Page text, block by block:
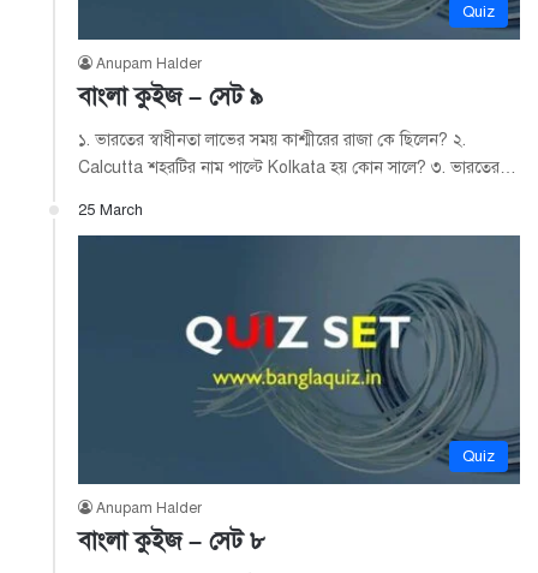
Quiz
Anupam Halder
বাংলা কুইজ – সেট ৯
১. ভারতের স্বাধীনতা লাভের সময় কাশ্মীরের রাজা কে ছিলেন? ২.
Calcutta শহরটির নাম পাল্টে Kolkata হয় কোন সালে? ৩. ভারতের…
25 March
Quiz
Anupam Halder
বাংলা কুইজ – সেট ৮